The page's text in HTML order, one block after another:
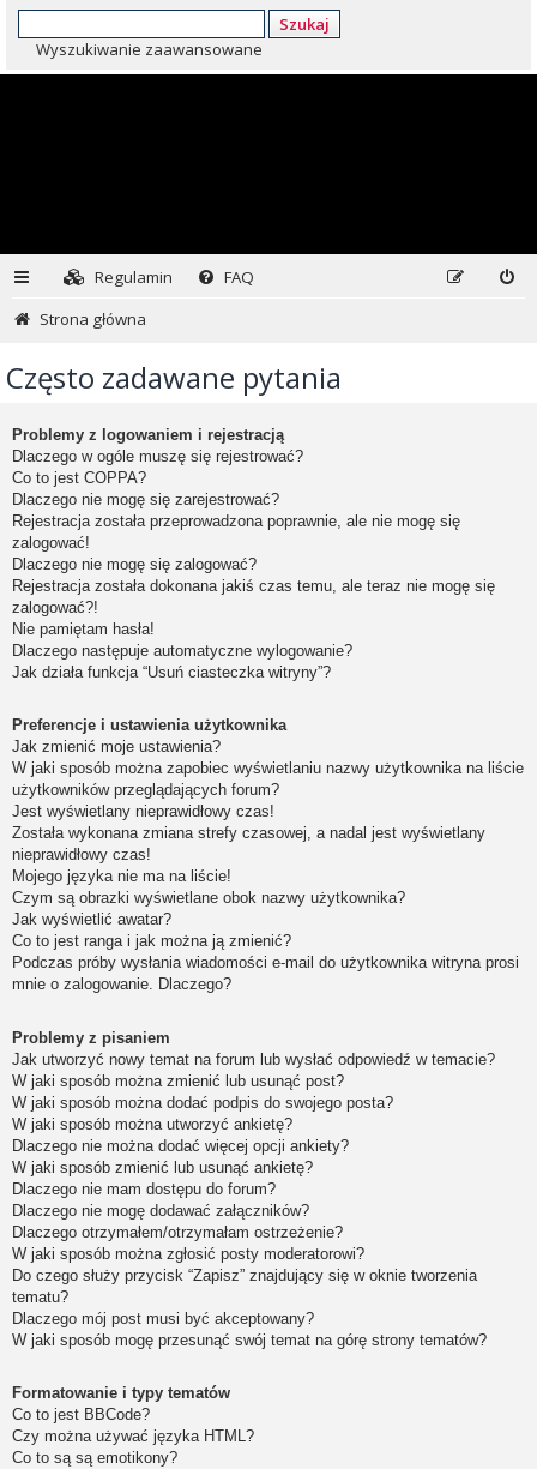
Szukaj
Wyszukiwanie zaawansowane
Regulamin
FAQ
Strona główna
Często zadawane pytania
Problemy z logowaniem i rejestracją
Dlaczego w ogóle muszę się rejestrować?
Co to jest COPPA?
Dlaczego nie mogę się zarejestrować?
Rejestracja została przeprowadzona poprawnie, ale nie mogę się
zalogować!
Dlaczego nie mogę się zalogować?
Rejestracja została dokonana jakiś czas temu, ale teraz nie mogę się
zalogować?!
Nie pamiętam hasła!
Dlaczego następuje automatyczne wylogowanie?
Jak działa funkcja “Usuń ciasteczka witryny”?
Preferencje i ustawienia użytkownika
Jak zmienić moje ustawienia?
W jaki sposób można zapobiec wyświetlaniu nazwy użytkownika na liście
użytkowników przeglądających forum?
Jest wyświetlany nieprawidłowy czas!
Została wykonana zmiana strefy czasowej, a nadal jest wyświetlany
nieprawidłowy czas!
Mojego języka nie ma na liście!
Czym są obrazki wyświetlane obok nazwy użytkownika?
Jak wyświetlić awatar?
Co to jest ranga i jak można ją zmienić?
Podczas próby wysłania wiadomości e-mail do użytkownika witryna prosi
mnie o zalogowanie. Dlaczego?
Problemy z pisaniem
Jak utworzyć nowy temat na forum lub wysłać odpowiedź w temacie?
W jaki sposób można zmienić lub usunąć post?
W jaki sposób można dodać podpis do swojego posta?
W jaki sposób można utworzyć ankietę?
Dlaczego nie można dodać więcej opcji ankiety?
W jaki sposób zmienić lub usunąć ankietę?
Dlaczego nie mam dostępu do forum?
Dlaczego nie mogę dodawać załączników?
Dlaczego otrzymałem/otrzymałam ostrzeżenie?
W jaki sposób można zgłosić posty moderatorowi?
Do czego służy przycisk “Zapisz” znajdujący się w oknie tworzenia
tematu?
Dlaczego mój post musi być akceptowany?
W jaki sposób mogę przesunąć swój temat na górę strony tematów?
Formatowanie i typy tematów
Co to jest BBCode?
Czy można używać języka HTML?
Co to są są emotikony?